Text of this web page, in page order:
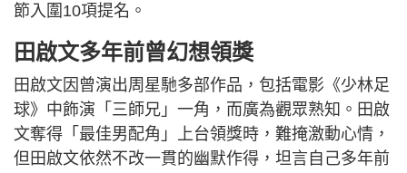
節入圍10項提名。
田啟文多年前曾幻想領獎
田啟文因曾演出周星馳多部作品，包括電影《少林足
球》中飾演「三師兄」一角，而廣為觀眾熟知。田啟
文奪得「最佳男配角」上台領獎時，難掩激動心情，
但田啟文依然不改一貫的幽默作得，坦言自己多年前